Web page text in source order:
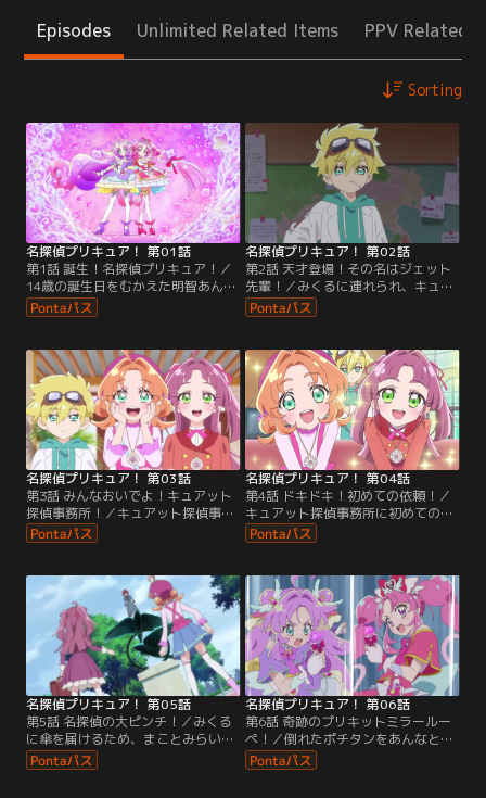
Episodes Unlimited Related Items PPV Related
Sorting
名探偵プリキュア！ 第01話
第1話 誕生！名探偵プリキュア！／
14歳の誕生日をむかえた明智あんな
は、部屋に置かれていたペンダント
を身に着けていたところに、妖精の
トの光に飲み込まれ、目を覚ました
先は--。
名探偵プリキュア！ 第02話
第2話 天才登場！その名はジェット
先輩！／みくるに連れられ、キュア
ット探偵事務所を訪れるあんな。事
務所にいた自称天才博士の妖精・ジ
原因はポチタンだったことが判明す
る。
名探偵プリキュア！ 第03話
第3話 みんなおいでよ！キュアット
探偵事務所！／キュアット探偵事務
所での共同生活が始まり、掃除や片
付けに追われるあんなたち。インテ
先で、お店のシンボルが消えてしま
う事件に遭遇する。
名探偵プリキュア！ 第04話
第4話 ドキドキ！初めての依頼！／
キュアット探偵事務所に初めての依
頼人がやってくる。駅前で誰かのも
のと入れ違いになってしまったらし
が、そこに怪盗団ファントムがあら
われる。
名探偵プリキュア！ 第05話
第5話 名探偵の大ピンチ！／みくる
に傘を届けるため、まことみらい学
園にやってきたあんなは、そこで困
っている様子の真理子に出会い、
名探偵プリキュア！ 第06話
第6話 奇跡のプリキットミラールー
ペ！／倒れたポチタンをあんなとジ
ェット先輩にまかせ、マコトジュエ
ルを取り返そうと駆け出していくみ